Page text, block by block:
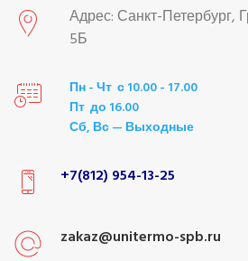
Адрес: Санкт-Петербург,
5Б
Пн - Чт с 10.00 - 17.00
Пт до 16.00
Сб, Вс — Выходные
+7(812) 954-13-25
zakaz@unitermo-spb.ru